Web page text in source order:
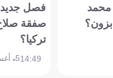
محمد
فصل جديد
صفقة
تركيا؟
14:495 أغسطس 2026